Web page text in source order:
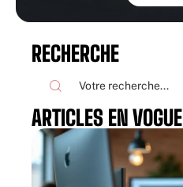
RECHERCHE
ARTICLES EN VOGUE